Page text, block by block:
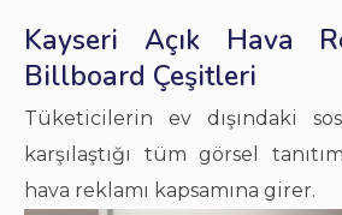
Kayseri Açık Hava
Billboard Çeşitleri
Tüketicilerin ev dışındaki
karşılaştığı tüm görsel
hava reklamı kapsamına girer.